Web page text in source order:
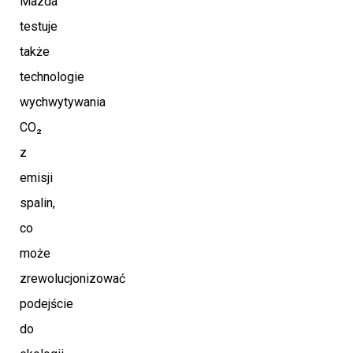
testuje
także
technologie
wychwytywania
CO₂
z
emisji
spalin,
co
może
zrewolucjonizować
podejście
do